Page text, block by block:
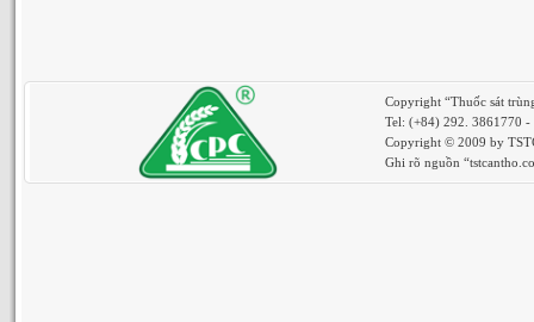
Copyright “Thuốc sát
Tel: (+84) 292. 3861770
Copyright © 2009 by
Ghi rõ nguồn